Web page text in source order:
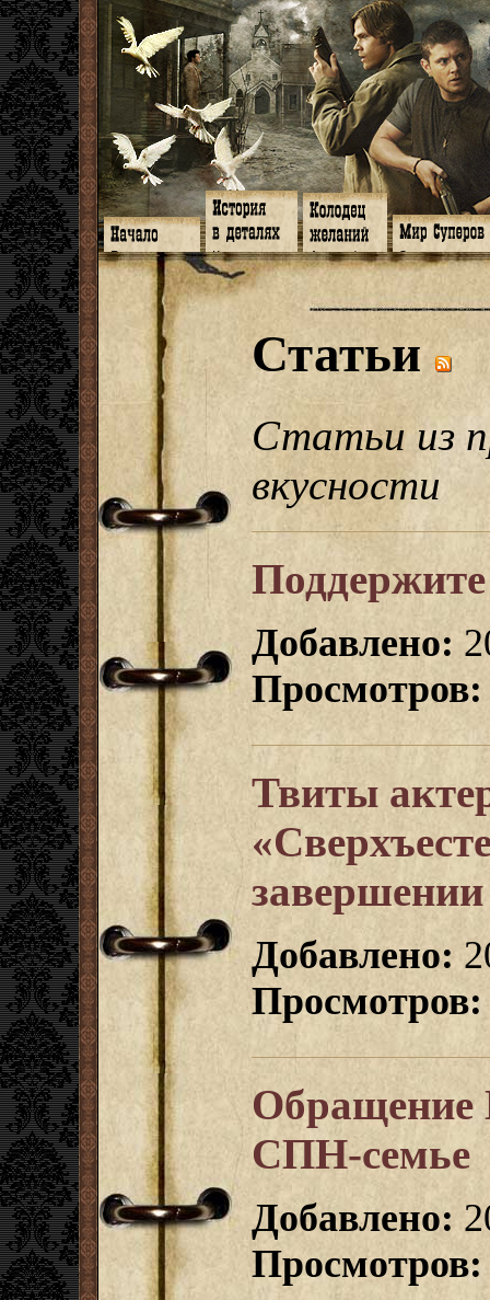
Главная
Программа
Форум
Facebook
Гостевая
Книги
Галереи
Музыка
Видео
Субтитры
Заметки
Мысли
Откровение
Арт-кафе
Игромания
Фанфики
Фанарт
Анекдоты
Передоз
Страшилки
Знакомство
Обитатели
Семейное
Дневник
СИЗО
Суперы от и
Статьи
Статьи из
вкусности
Добавлено:
Просмотров:
Твиты
Добавлено:
Просмотров:
СПН-семье
Добавлено:
Просмотров: